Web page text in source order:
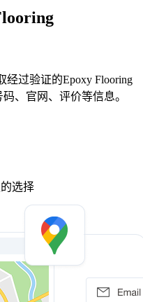
经过验证的Epoxy Flooring
、官网、评价等信息。
选择